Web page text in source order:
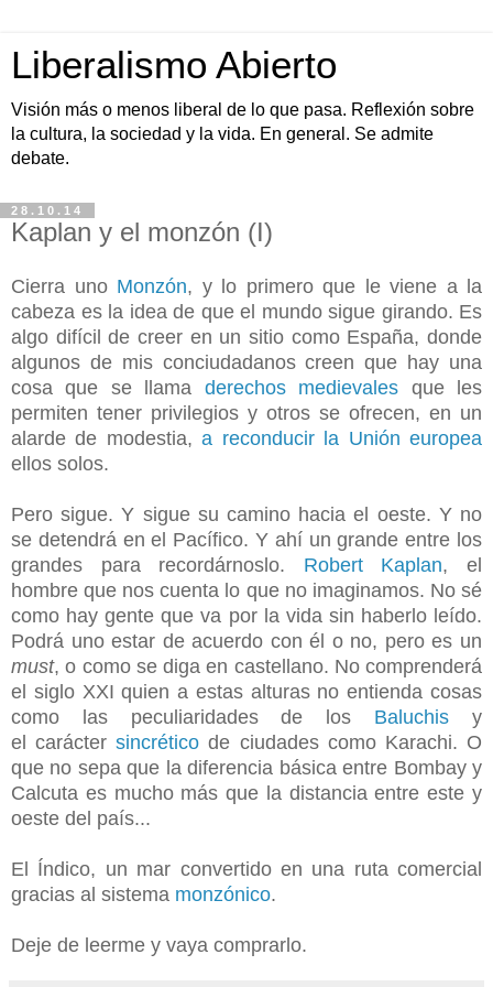
Liberalismo Abierto
Visión más o menos liberal de lo que pasa. Reflexión sobre
la cultura, la sociedad y la vida. En general. Se admite
debate.
28.10.14
Kaplan y el monzón (I)
Cierra uno Monzón, y lo primero que le viene a la
cabeza es la idea de que el mundo sigue girando. Es
algo difícil de creer en un sitio como España, donde
algunos de mis conciudadanos creen que hay una
cosa que se llama derechos medievales que les
permiten tener privilegios y otros se ofrecen, en un
alarde de modestia,a reconducir la Unión europea
ellos solos.
Pero sigue. Y sigue su camino hacia el oeste. Y no
se detendrá en el Pacífico. Y ahí un grande entre los
grandes para recordárnoslo. Robert Kaplan, el
hombre que nos cuenta lo que no imaginamos. No sé
como hay gente que va por la vida sin haberlo leído.
Podrá uno estar de acuerdo con él o no, pero es un
must, o como se diga en castellano. No comprenderá
el siglo XXI quien a estas alturas no entienda cosas
como las peculiaridades de los Baluchis y
el caráctersincrético de ciudades como Karachi. O
que no sepa que la diferencia básica entre Bombay y
Calcuta es mucho más que la distancia entre este y
oeste del país...
El Índico, un mar convertido en una ruta comercial
gracias al sistema monzónico.
Deje de leerme y vaya comprarlo.